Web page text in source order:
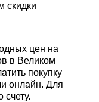
скидки
цен на
в Великом
покупку
онлайн. Для